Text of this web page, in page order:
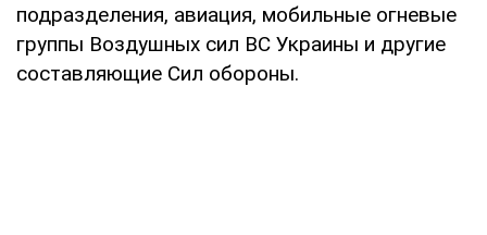
подразделения, авиация, мобильные огневые
группы Воздушных сил ВС Украины и другие
составляющие Сил обороны.